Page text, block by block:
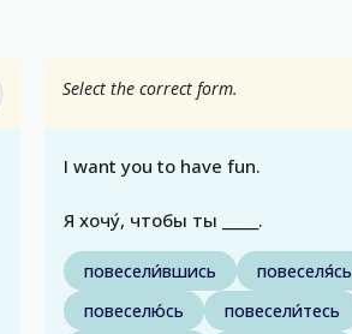
Select the correct form.
I want you to have fun.
Я хочу́, чтобы ты _____.
повесели́вшись повеселя́сь
повеселю́сь
повесели́тесь